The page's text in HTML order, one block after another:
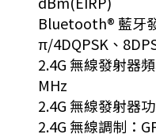
Bluetooth® 藍牙
π/4DQPSK、
2.4G 無線發射器
MHz
2.4G 無線發射器
2.4G 無線調制：